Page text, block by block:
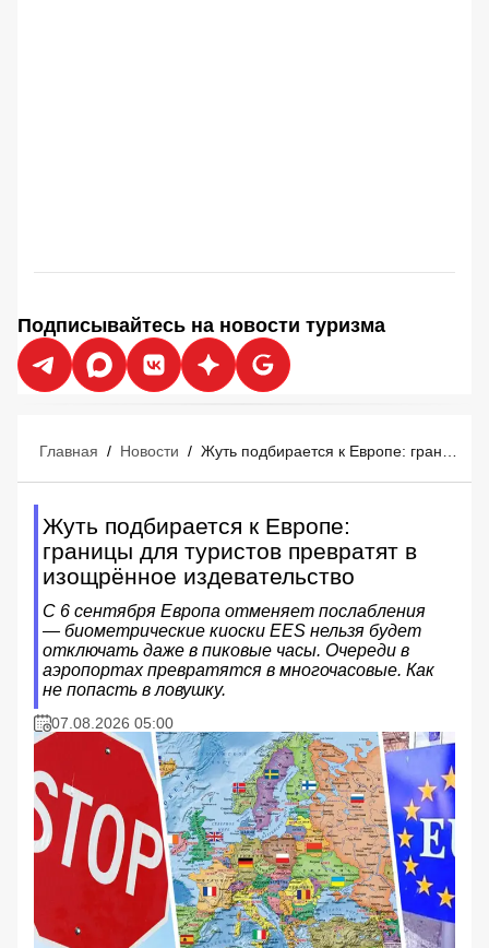
Подписывайтесь на новости туризма
Главная / Новости /
Жуть подбирается к Европе:
границы для туристов превратят в
изощрённое издевательство
С 6 сентября Европа отменяет послабления
— биометрические киоски EES нельзя будет
отключать даже в пиковые часы. Очереди в
аэропортах превратятся в многочасовые. Как
не попасть в ловушку.
07.08.2026 05:00